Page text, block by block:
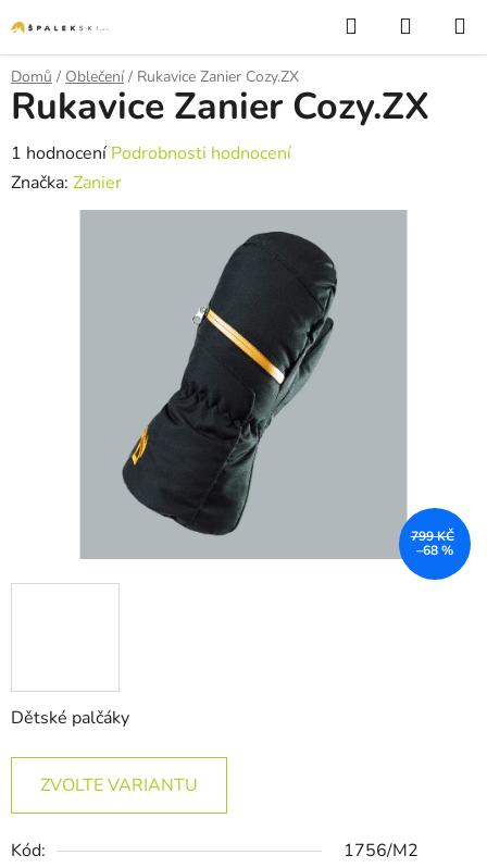
Hledat
Domů / Oblečení / Rukavice Zanier Cozy.ZX
Dětské palčáky
ZVOLTE VARIANTU
Kód: 1756/M2
Rukavice Zanier Cozy.ZX
Průměrné hodnocení produktu je 5,0 z 5 hvězdiček.
1 hodnocení Podrobnosti hodnocení
Značka: Zanier
799 KČ
–68 %